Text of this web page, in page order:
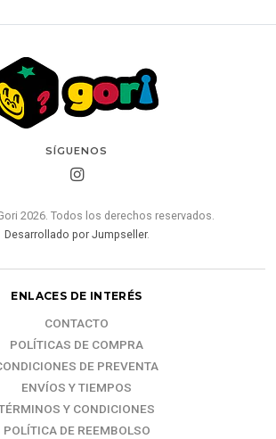
SÍGUENOS
2026. Todos los derechos reservados.
Desarrollado por Jumpseller.
ENLACES DE INTERÉS
CONTACTO
POLÍTICAS DE COMPRA
DE PREVENTA
ENVÍOS Y TIEMPOS
Y CONDICIONES
POLÍTICA DE REEMBOLSO